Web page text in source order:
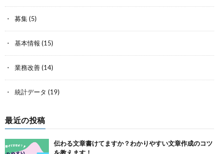
募集(5)
基本情報 (15)
業務改善(14)
統計データ (19)
最近の投稿
伝わる文章書けてますか？わかりやすい文章作成のコツ
を教えます！